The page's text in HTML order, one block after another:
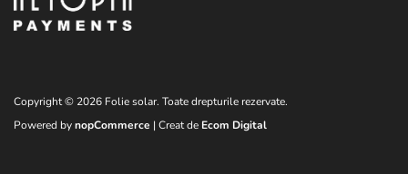
Copyright © 2026 Folie solar. Toate drepturile rezervate.
Powered bynopCommerce | Creat de Ecom Digital